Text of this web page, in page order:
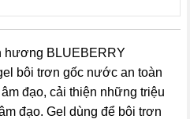
hương BLUEBERRY
bôi trơn gốc nước an toàn
đạo, cải thiện những triệu
đạo. Gel dùng để bôi trơn